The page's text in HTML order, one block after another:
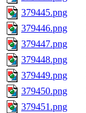
379445.png
379446.png
379447.png
379448.png
379449.png
379450.png
379451.png